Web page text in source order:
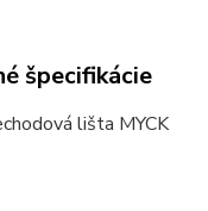
špecifikácie
lišta MYCK